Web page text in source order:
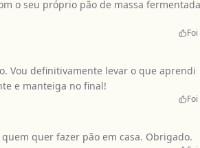
o seu próprio pão de massa
Vou definitivamente levar o que aprendi
e manteiga no final!
quer fazer pão em casa. Obrigado.